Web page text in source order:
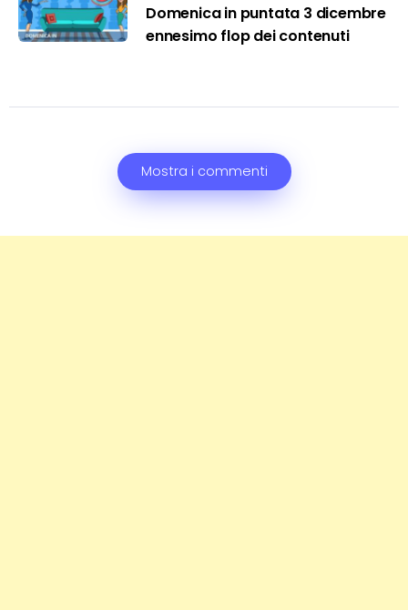
Domenica in puntata 3 dicembre
ennesimo flop dei contenuti
Mostra i commenti